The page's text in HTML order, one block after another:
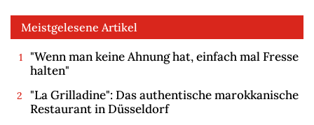
Meistgelesene Artikel
"Wenn man keine Ahnung hat, einfach mal Fresse
halten"
"La Grilladine": Das authentische marokkanische
Restaurant in Düsseldorf